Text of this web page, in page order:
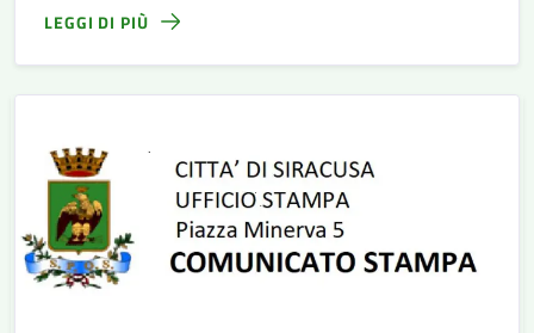
LEGGI DI PIÙ